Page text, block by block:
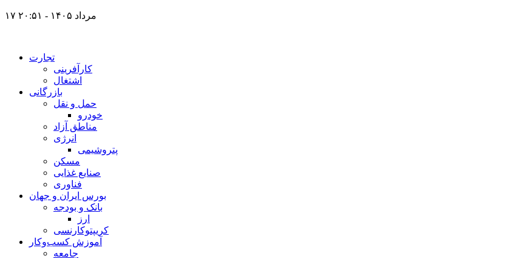
۱۷ مرداد ۱۴۰۵ - ۲۰:۵۱
تجارت
کارآفرینی
اشتغال
بازرگانی
حمل و نقل
خودرو
مناطق آزاد
انرژی
پتروشیمی
مسکن
صنایع غذایی
فناوری
بورس ایران و جهان
بانک و بودجه
ارز
کریپتوکارنسی
آموزش کسب‌وکار
جامعه